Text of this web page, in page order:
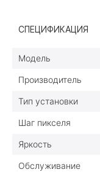
СПЕЦИФИКАЦИЯ
Модель
Производитель
Тип установки
Шаг пикселя
Яркость
Обслуживание